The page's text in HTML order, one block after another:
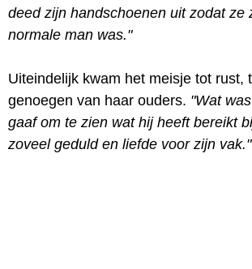
deed zijn handschoenen uit zodat ze
normale man was."
Uiteindelijk kwam het meisje tot rust,
genoegen van haar ouders. "Wat
gaaf om te zien wat hij heeft bereikt
zoveel geduld en liefde voor zijn vak."